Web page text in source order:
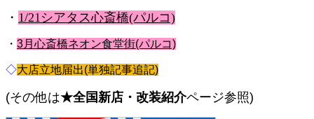
・ 1/21シアタス心斎橋(パルコ)
・ 3月心斎橋ネオン食堂街(パルコ)
◇大店立地届出(単独記事追記)
(その他は★全国新店・改装紹介ページ参照)